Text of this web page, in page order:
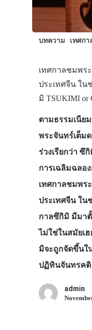
บทความ เทศกา
เทศกาลชมพร
ประเทศจีน ใน
มิ TSUKIMI or
ตามธรรมเนีย
พระจันทร์เต็ม
ร่วงเรียกว่า ซึ
การเฉลิมฉลอ
เทศกาลชมพร
ประเทศจีน ใน
กาลซึกิมิ มีมาตั้
ไม่ใช่ในสมัยเฮ
มิจะถูกจัดขึ้นใ
ปฏิทินจันทรค
admin